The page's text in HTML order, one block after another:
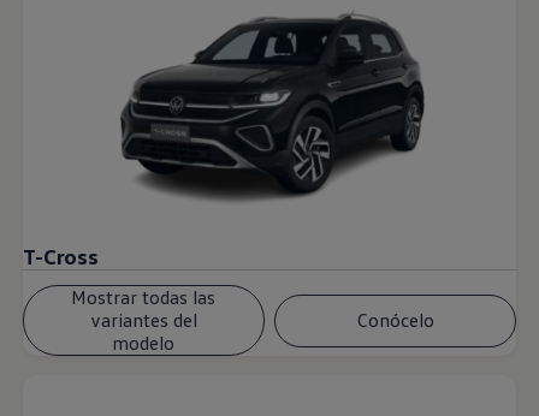
T-Cross
Mostrar todas las
variantes del
modelo
Conócelo